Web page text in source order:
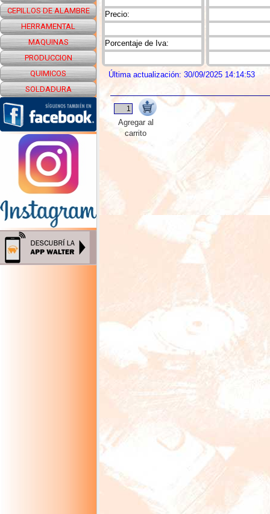
CEPILLOS DE ALAMBRE
HERRAMENTAL
MAQUINAS
PRODUCCION
QUIMICOS
SOLDADURA
Precio:
Porcentaje de Iva:
Última actualización: 30/09/2025 14:14:53
Agregar al
carrito